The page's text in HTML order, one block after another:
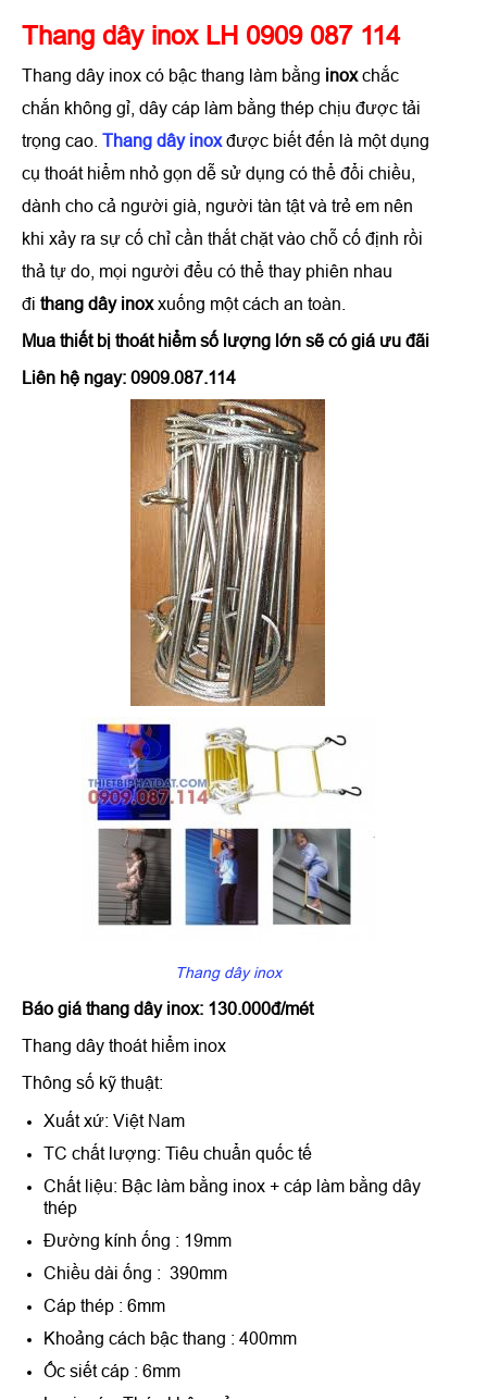
Thang dây inox LH 0909 087 114
Thang dây inox có bậc thang làm bằng inoxchắc
chắn không gỉ, dây cáp làm bằng thép chịu được tải
trọng cao. Thang dây inox được biết đến là một dụng
cụ thoát hiểm nhỏ gọn dễ sử dụng có thể đổi chiều,
dành cho cả người già, người tàn tật và trẻ em nên
khi xảy ra sự cố chỉ cần thắt chặt vào chỗ cố định rồi
thả tự do, mọi người đểu có thể thay phiên nhau
đi thang dây inoxxuống một cách an toàn.
Mua thiết bị thoát hiểm số lượng lớn sẽ có giá ưu đãi
Liên hệ ngay: 0909.087.114
Thang dây inox
Báo giá thang dây inox: 130.000đ/mét
Thang dây thoát hiểm inox
Thông số kỹ thuật:
Xuất xứ: Việt Nam
TC chất lượng: Tiêu chuẩn quốc tế
Chất liệu: Bậc làm bằng inox + cáp làm bằng dây
thép
Đường kính ống : 19mm
Chiều dài ống : 390mm
Cáp thép : 6mm
Khoảng cách bậc thang : 400mm
Ốc siết cáp : 6mm